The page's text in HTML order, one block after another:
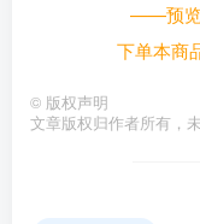
——预览
下单本商
© 版权声明
文章版权归作者所有，